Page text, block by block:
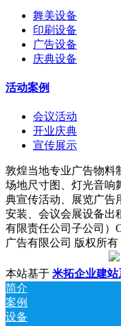
舞美设备
印刷设备
广告设备
庆典设备
活动案例
会议活动
开业庆典
宣传展示
敦煌当地专业广告物料
场地尺寸图、灯光音响
典宣传活动、展览广告
安装、会议会展设备出
有限责任公司子公司）
广告有限公司 版权所有
本站基于 米拓企业建站
简介
案例
设备